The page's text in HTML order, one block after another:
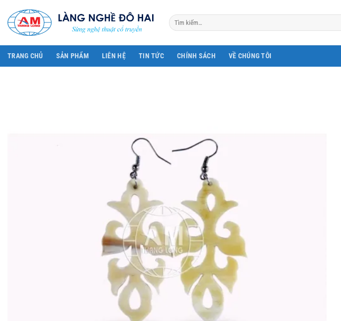
qua
nội
dung
Tìm
kiếm:
TRANG CHỦ SẢN PHẨM LIÊN HỆ TIN TỨC CHÍNH SÁCH VỀ CHÚNG TÔI